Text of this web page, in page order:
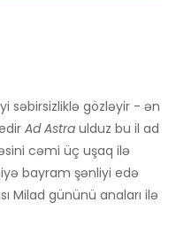
səbirsizliklə gözləyir - ən
Ad Astra ulduz bu il ad
cəmi üç uşaq ilə
bayram şənliyi edə
Milad gününü anaları ilə